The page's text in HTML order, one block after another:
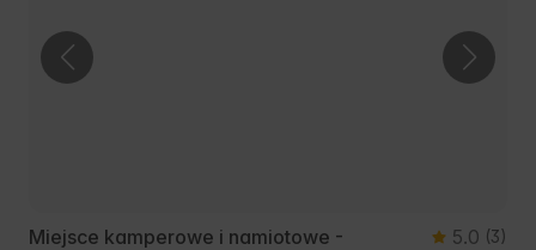
Miejsce kamperowe i namiotowe -
5.0 (3)